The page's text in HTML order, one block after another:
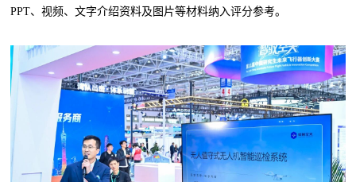
PPT、视频、文字介绍资料及图片等材料纳入评分参考。